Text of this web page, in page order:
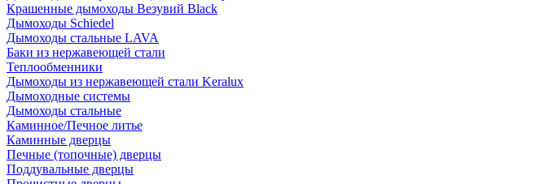
Крашенные дымоходы Везувий Black
Дымоходы Schiedel
Дымоходы стальные LAVA
Баки из нержавеющей стали
Теплообменники
Дымоходы из нержавеющей стали Keralux
Дымоходные системы
Дымоходы стальные
Каминное/Печное литье
Каминные дверцы
Печные (топочные) дверцы
Поддувальные дверцы